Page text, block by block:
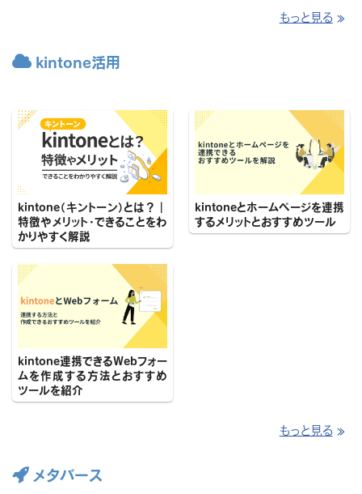
もっと見る ≫
 kintone活用
kintone（キントーン）とは？｜
特徴やメリット・できることをわ
かりやすく解説
kintoneとホームページを連携
するメリットとおすすめツール
kintone連携できるWebフォー
ムを作成する方法とおすすめ
ツールを紹介
もっと見る ≫
 メタバース